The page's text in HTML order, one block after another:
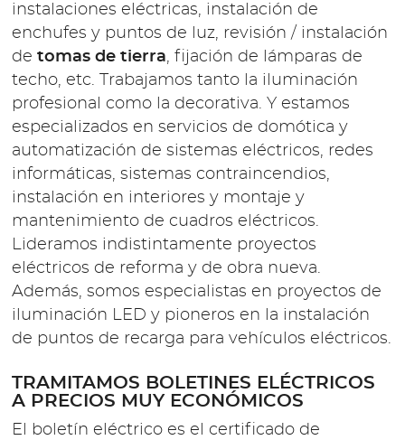
instalaciones eléctricas, instalación de
enchufes y puntos de luz, revisión / instalación
detomas de tierra, fijación de lámparas de
techo, etc. Trabajamos tanto la iluminación
profesional como la decorativa. Y estamos
especializados en servicios de domótica y
automatización de sistemas eléctricos, redes
informáticas, sistemas contraincendios,
instalación en interiores y montaje y
mantenimiento de cuadros eléctricos.
Lideramos indistintamente proyectos
eléctricos de reforma y de obra nueva.
Además, somos especialistas en proyectos de
iluminación LED y pioneros en la instalación
de puntos de recarga para vehículos eléctricos.
TRAMITAMOS BOLETINES ELÉCTRICOS
A PRECIOS MUY ECONÓMICOS
El boletín eléctrico es el certificado de